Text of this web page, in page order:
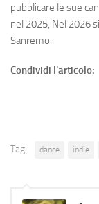
pubblicare le sue
nel 2025, Nel 2026
Sanremo.
Condividi l'articolo:
Tag: dance indie